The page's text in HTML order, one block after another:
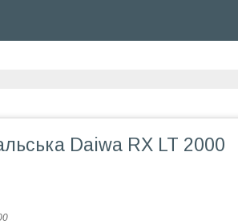
Daiwa RX LT 2000